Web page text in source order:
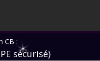
CB :
sécurisé)